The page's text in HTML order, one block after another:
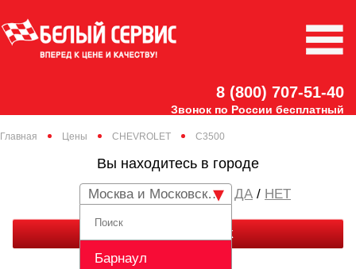
8 (800) 707-51-40
Звонок по России бесплатный
Главная Цены CHEVROLET C3500
Вы находитесь в городе
Москва и Московская область
Барнаул
/ НЕТ
ЗАКАЗАТЬ ЗВОНОК